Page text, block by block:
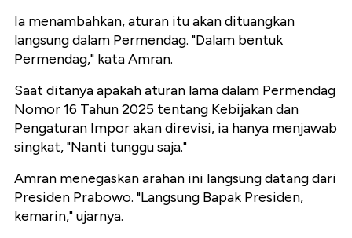
Ia menambahkan, aturan itu akan dituangkan
langsung dalam Permendag. "Dalam bentuk
Permendag," kata Amran.
Saat ditanya apakah aturan lama dalam Permendag
Nomor 16 Tahun 2025 tentang Kebijakan dan
Pengaturan Impor akan direvisi, ia hanya menjawab
singkat, "Nanti tunggu saja."
Amran menegaskan arahan ini langsung datang dari
Presiden Prabowo. "Langsung Bapak Presiden,
kemarin," ujarnya.